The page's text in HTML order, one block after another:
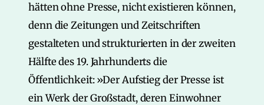
hätten ohne Presse, nicht existieren können,
denn die Zeitungen und Zeitschriften
gestalteten und strukturierten in der zweiten
Hälfte des 19. Jahrhunderts die
Öffentlichkeit: »Der Aufstieg der Presse ist
ein Werk der Großstadt, deren Einwohner